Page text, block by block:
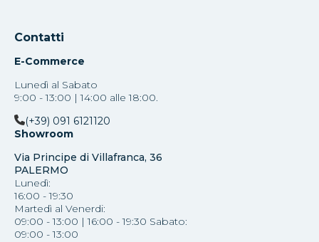
Contatti
E-Commerce
Lunedì al Sabato
9:00 - 13:00 | 14:00 alle 18:00.
(+39) 091 6121120
Showroom
Via Principe di Villafranca, 36
PALERMO
Lunedì:
16:00 - 19:30
Martedì al Venerdi:
09:00 - 13:00 | 16:00 - 19:30 Sabato:
09:00 - 13:00